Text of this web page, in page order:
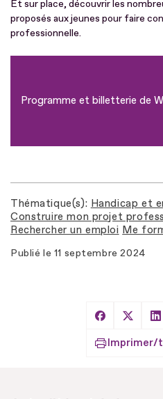
Et sur place, découvrir les
proposés aux jeunes pour faire
professionnelle.
Programme et billetterie de
Thématique(s) Handicap et
Construire mon projet
Rechercher un emploi Me
Publié le 11 septembre 2024
Partager
Imprimer/